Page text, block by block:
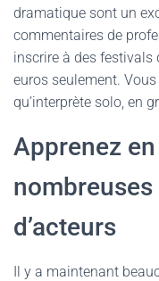
dramatique sont un
commentaires de
inscrire à des festivals
euros seulement.
qu’interprète solo, en
Apprenez
d’acteurs
Il y a maintenant